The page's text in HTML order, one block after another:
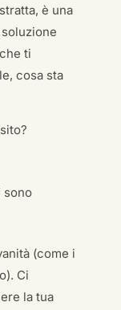
è una
ti
cosa sta
sono
(come i
Ci
la tua